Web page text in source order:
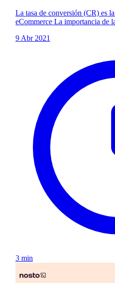
La tasa de conversión (CR) es
eCommerce La importancia de
9 Abr 2021
3 min